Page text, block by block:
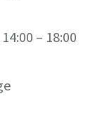
– 18:00